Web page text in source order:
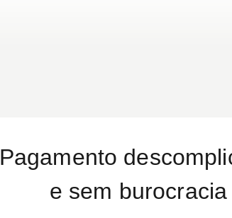
Pagamento
e sem burocracia